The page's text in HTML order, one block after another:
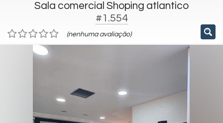
Sala comercial Shoping atlantico
#1.554
(nenhuma avaliação)